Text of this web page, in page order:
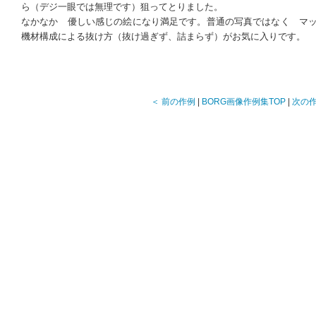
ら（デジ一眼では無理です）狙ってとりました。
なかなか 優しい感じの絵になり満足です。普通の写真ではなく マ
機材構成による抜け方（抜け過ぎず、詰まらず）がお気に入りです。
＜ 前の作例 BORG画像作例集TOP| 次の